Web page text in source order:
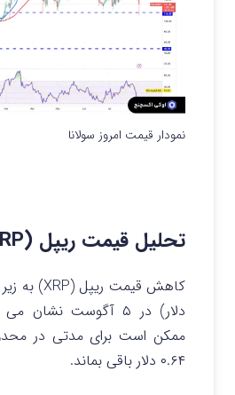
نمودار قیمت امروز سولانا
تحلیل قیمت ریپل (XRP)
دلار) در ۵ آگوست
۰.۶۴ دلار باقی بماند.